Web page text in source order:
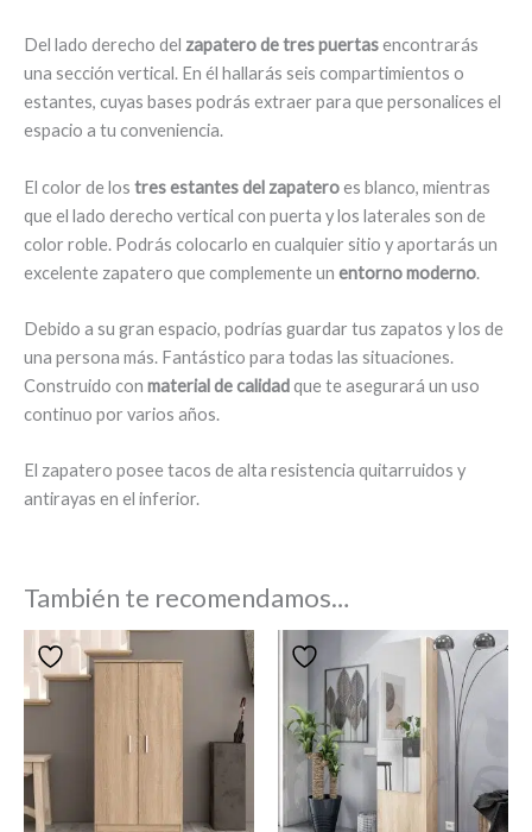
Del lado derecho del zapatero de tres puertasencontrarás
una sección vertical. En él hallarás seis compartimientos o
estantes, cuyas bases podrás extraer para que personalices el
espacio a tu conveniencia.
El color de los tres estantes del zapateroes blanco, mientras
que el lado derecho vertical con puerta y los laterales son de
color roble. Podrás colocarlo en cualquier sitio y aportarás un
excelente zapatero que complemente un entorno moderno.
Debido a su gran espacio, podrías guardar tus zapatos y los de
una persona más. Fantástico para todas las situaciones.
Construido con material de calidadque te asegurará un uso
continuo por varios años.
El zapatero posee tacos de alta resistencia quitarruidos y
antirayas en el inferior.
También te recomendamos…